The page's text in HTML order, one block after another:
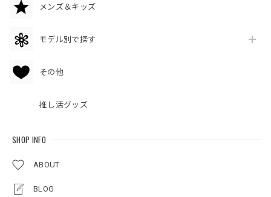
メンズ＆キッズ
モデル別で探す
その他
推し活グッズ
SHOP INFO
ABOUT
BLOG